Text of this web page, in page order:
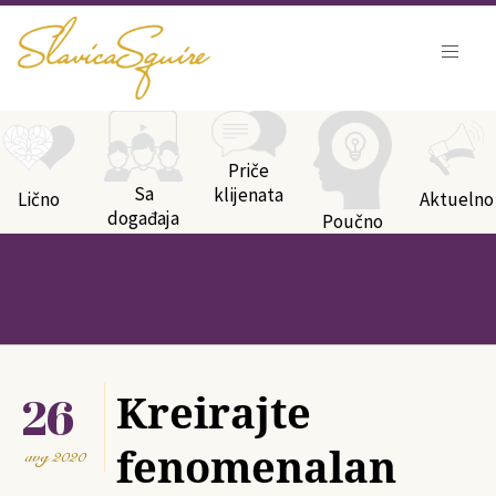
Kategorije bloga
Lično
Sa
događaja
Priče
klijenata
Poučno
Aktuelno
26
avg2020
Kreirajte
fenomenalan